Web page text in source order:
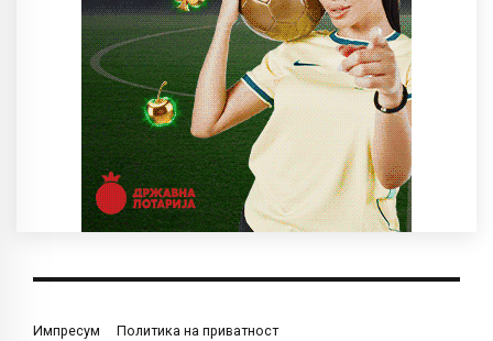
Импресум Политика на приватност